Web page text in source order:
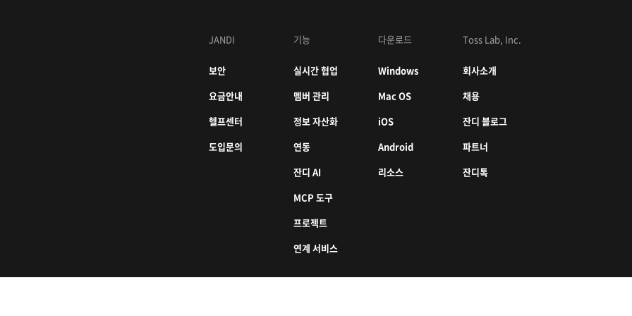
JANDI
보안
요금안내
헬프센터
도입문의
기능
실시간 협업
멤버 관리
정보 자산화
연동
잔디 AI
MCP 도구
프로젝트
연계 서비스
다운로드
Windows
Mac OS
iOS
Android
리소스
Toss Lab, Inc.
회사소개
채용
잔디 블로그
파트너
잔디톡